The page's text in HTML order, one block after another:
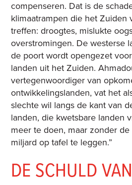
compenseren. Dat is de
klimaatrampen die het Zuiden
treffen: droogtes, mislukte
overstromingen. De westerse
de poort wordt opengezet
landen uit het Zuiden.
vertegenwoordiger van
ontwikkelingslanden, vat het
slechte wil langs de kant van
landen, die kwetsbare landen
meer te doen, maar zonder de
miljard op tafel te leggen.”
DE SCHULD